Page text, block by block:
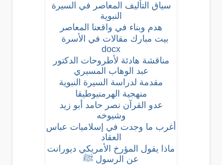
سياق التأليف المعاصر في السيرة
النبوية
هدم وبناء في واقعنا المعاصر
بيت مبارك مقالات في الأسرة
docx
مناقشة هادئة لأطروحات الدكتور
عبد الوهاب المسيري
مقدمة لدراسة السيرة النبوية
منهجية الهرمنيوطيقا
عدو القرآن نصر حامد أبو زيد
وشيوخه
أغرب ما وجدت في إسلاميات عباس
العقاد
ماذا يقول المؤرخ الأمريكي ديورانت
عن الرسول ﷺ